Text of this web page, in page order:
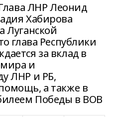
ЛНР Леонид
Хабирова
Луганской
глава Республики
за вклад в
и
ЛНР и РБ,
а также в
Победы в ВОВ